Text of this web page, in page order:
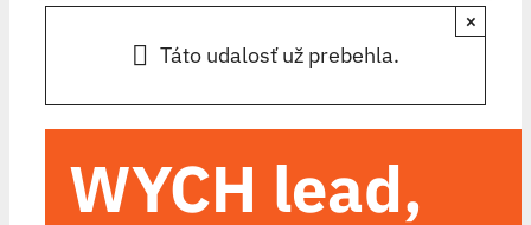
Táto udalosť už prebehla.
×
WYCH lead,